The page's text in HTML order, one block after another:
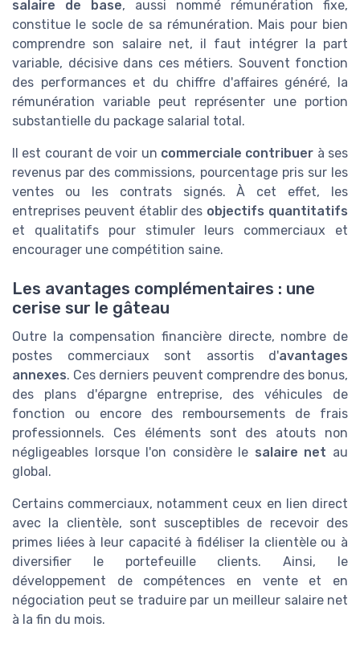
salaire de base, aussi nommé rémunération fixe,
constitue le socle de sa rémunération. Mais pour bien
comprendre son salaire net, il faut intégrer la part
variable, décisive dans ces métiers. Souvent fonction
des performances et du chiffre d'affaires généré, la
rémunération variable peut représenter une portion
substantielle du package salarial total.
Il est courant de voir un commerciale contribuer à ses
revenus par des commissions, pourcentage pris sur les
ventes ou les contrats signés. À cet effet, les
entreprises peuvent établir des objectifs quantitatifs
et qualitatifs pour stimuler leurs commerciaux et
encourager une compétition saine.
Les avantages complémentaires : une
cerise sur le gâteau
Outre la compensation financière directe, nombre de
postes commerciaux sont assortis d'avantages
annexes. Ces derniers peuvent comprendre des bonus,
des plans d'épargne entreprise, des véhicules de
fonction ou encore des remboursements de frais
professionnels. Ces éléments sont des atouts non
négligeables lorsque l'on considère le salaire net au
global.
Certains commerciaux, notamment ceux en lien direct
avec la clientèle, sont susceptibles de recevoir des
primes liées à leur capacité à fidéliser la clientèle ou à
diversifier le portefeuille clients. Ainsi, le
développement de compétences en vente et en
négociation peut se traduire par un meilleur salaire net
à la fin du mois.